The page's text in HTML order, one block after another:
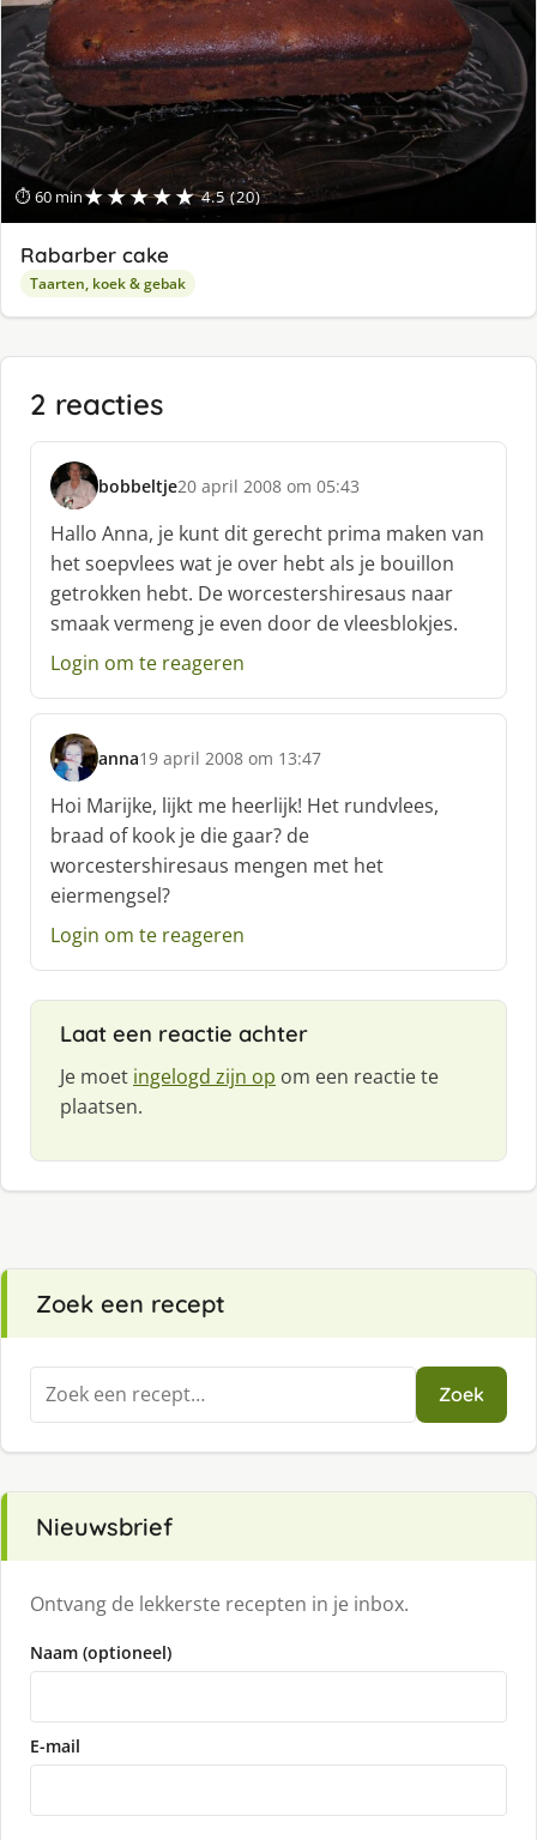
⏱ 60 min★★★★★ 4.5 (20)
Rabarber cake
Taarten, koek & gebak
2 reacties
bobbeltje
s
c
h
r
e
e
:
20 april 2008 om 05:43
Hallo Anna, je kunt dit gerecht prima maken van
het soepvlees wat je over hebt als je bouillon
getrokken hebt. De worcestershiresaus naar
smaak vermeng je even door de vleesblokjes.
Login om te reageren
anna
s
c
h
r
e
e
:
19 april 2008 om 13:47
Hoi Marijke, lijkt me heerlijk! Het rundvlees,
braad of kook je die gaar? de
worcestershiresaus mengen met het
eiermengsel?
Login om te reageren
Laat een reactie achter
Je moet ingelogd zijn op om een reactie te
plaatsen.
Zoek een recept
Zoeken
naar:
Zoek
Nieuwsbrief
Ontvang de lekkerste recepten in je inbox.
Naam (optioneel)
E-mail